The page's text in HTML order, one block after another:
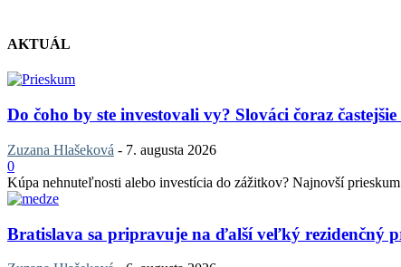
AKTUÁL
Do čoho by ste investovali vy? Slováci čoraz
Zuzana Hlašeková - 7. augusta 2026
0
Kúpa nehnuteľnosti alebo investícia do zážitkov? Najnovší
Bratislava sa pripravuje na ďalší veľký rezidenčný